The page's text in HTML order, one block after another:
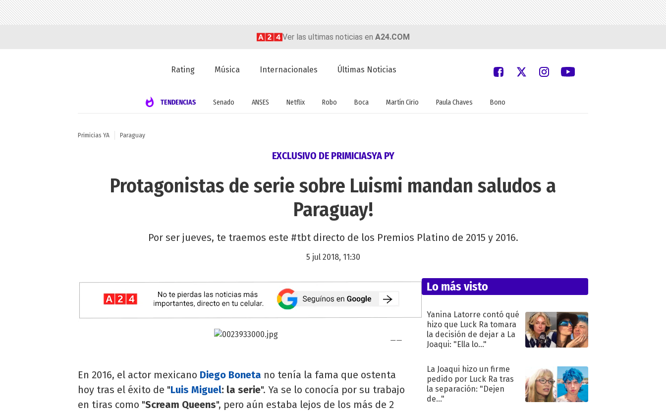
Ver las ultimas noticias en A24.COM
Rating Música Internacionales Últimas Noticias
TENDENCIAS Senado ANSES Netflix Robo Boca Martín Cirio Paula Chaves Bono
Primicias YA Paraguay
EXCLUSIVO DE PRIMICIASYA PY
Protagonistas de serie sobre Luismi mandan saludos a
Paraguay!
Por ser jueves, te traemos este #tbt directo de los Premios Platino de 2015 y 2016.
5 jul 2018, 11:30
En 2016, el actor mexicano Diego Boneta no tenía la fama que ostenta
hoy tras el éxito de "Luis Miguel: la serie". Ya se lo conocía por su trabajo
en tiras como "Scream Queens", pero aún estaba lejos de los más de 2
Lo más visto
Yanina Latorre contó qué
hizo que Luck Ra tomara
la decisión de dejar a La
Joaqui: "Ella lo..."
La Joaqui hizo un firme
pedido por Luck Ra tras
la separación: "Dejen
de..."